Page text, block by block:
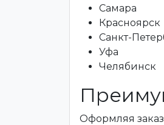
Самара
Красноярск
Санкт-
Уфа
Челябинск
Оформляя